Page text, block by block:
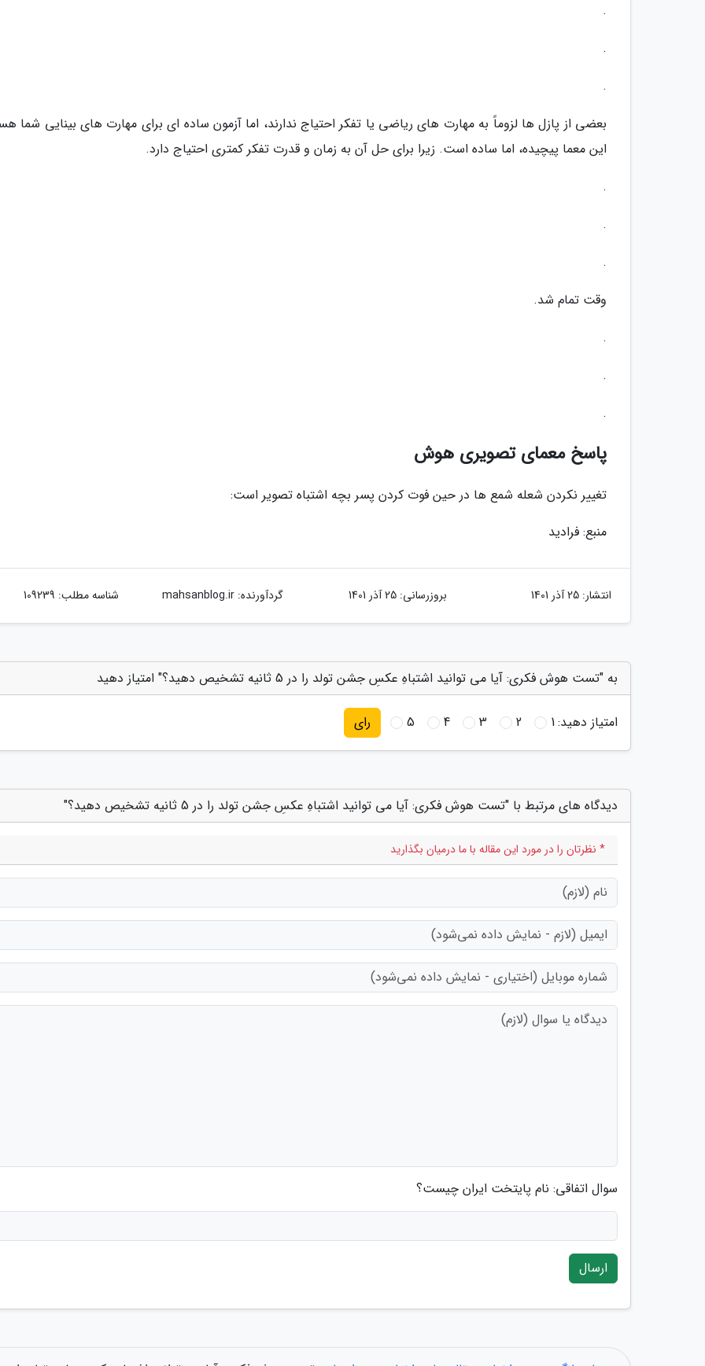
.
.
.
بعضی از پازل ها لزوماً به مهارت های ریاضی یا تفکر احتیاج ندارند، اما آزمون ساده ای برای مهارت های بینایی شما
این معما پیچیده، اما ساده است. زیرا برای حل آن به زمان و قدرت تفکر کمتری احتیاج دارد.
.
.
.
وقت تمام شد.
.
.
.
پاسخ معمای تصویری هوش
تغییر نکردن شعله شمع ها در حین فوت کردن پسر بچه اشتباه تصویر است:
منبع: فرادید
انتشار: 25 آذر 1401 بروزرسانی: 25 آذر 1401 گردآورنده:mahsanblog.ir شناسه مطلب: 109239
به "تست هوش فکری: آیا می توانید اشتباهِ عکسِ جشن تولد را در 5 ثانیه تشخیص دهید؟" امتیاز دهید
امتیاز دهید:1
2
3
4
5 رای
دیدگاه های مرتبط با "تست هوش فکری: آیا می توانید اشتباهِ عکسِ جشن تولد را در 5 ثانیه تشخیص دهید؟"
* نظرتان را در مورد این مقاله با ما درمیان بگذارید
سوال اتفاقی: نام پایتخت ایران چیست؟
ارسال